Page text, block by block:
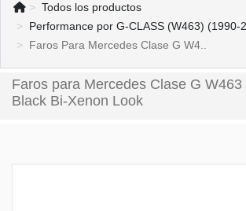
Todos los productos
Performance por G-CLASS (W463) (1990-
Faros Para Mercedes Clase G W4..
Faros para Mercedes Clase G W463
Black Bi-Xenon Look